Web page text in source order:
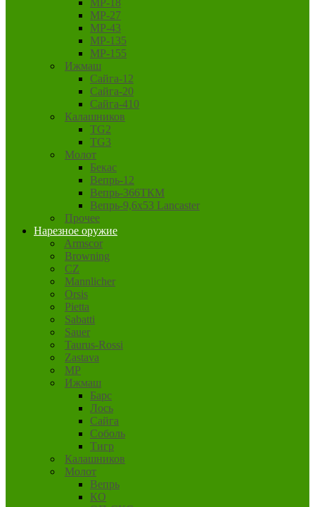
MP-18
MP-27
MP-43
MP-135
MP-155
Ижмаш
Сайга-12
Сайга-20
Сайга-410
Калашников
TG2
TG3
Молот
Бекас
Вепрь-12
Вепрь-366ТКМ
Вепрь-9,6х53 Lancaster
Прочее
Нарезное оружие
Armscor
Browning
CZ
Mannlicher
Orsis
Pietta
Sabatti
Sauer
Taurus-Rossi
Zastava
MP
Ижмаш
Барс
Лось
Сайга
Соболь
Тигр
Калашников
Молот
Вепрь
КО